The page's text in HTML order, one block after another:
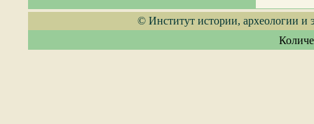
© Институт истории, археологии